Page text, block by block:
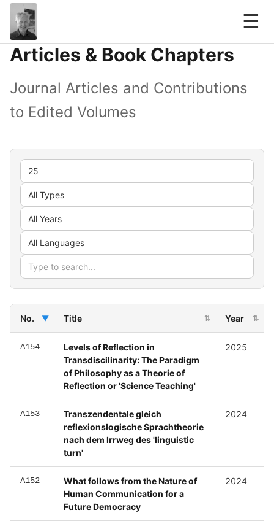
☰
Articles & Book Chapters
Journal Articles and Contributions
to Edited Volumes
No. ▼ Title ⇅ Year ⇅
A154
Levels of Reflection in
Transdiscilinarity: The Paradigm
of Philosophy as a Theorie of
Reflection or 'Science Teaching'
2025
A153
Transzendentale gleich
reflexionslogische Sprachtheorie
nach dem Irrweg des 'linguistic
turn'
2024
A152
What follows from the Nature of
Human Communication for a
Future Democracy
2024